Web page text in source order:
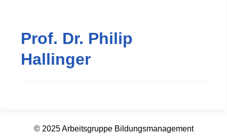
Prof. Dr. Philip
Hallinger
© 2025 Arbeitsgruppe Bildungsmanagement